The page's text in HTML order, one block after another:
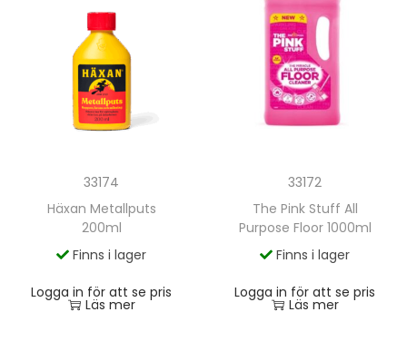
33174
Häxan Metallputs
200ml
Finns i lager
Logga in för att se pris
Läs mer
33172
The Pink Stuff All
Purpose Floor 1000ml
Finns i lager
Logga in för att se pris
Läs mer